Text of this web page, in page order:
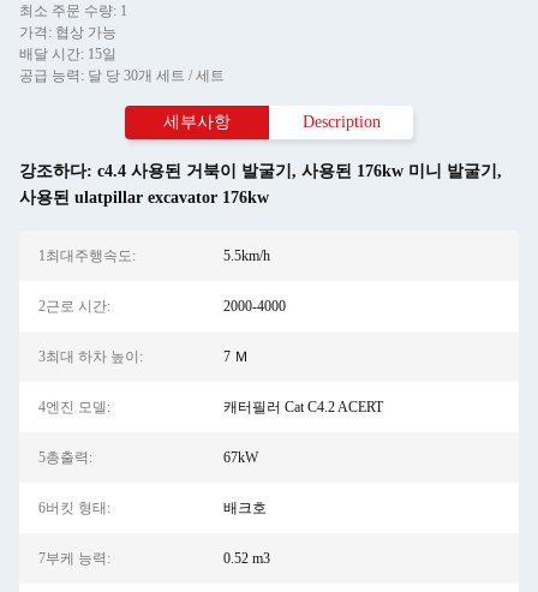
최소 주문 수량: 1
가격: 협상 가능
배달 시간: 15일
공급 능력: 달 당 30개 세트 / 세트
세부사항 Description
강조하다: c4.4 사용된 거북이 발굴기 , 사용된 176kw 미니 발굴기 ,
사용된 ulatpillar excavator 176kw
1최대주행속도: 5.5km/h
2근로 시간: 2000-4000
3최대 하차 높이: 7 Ｍ
4엔진 모델: 캐터필러 Cat C4.2 ACERT
5총출력: 67kW
6버킷 형태: 배크호
7부케 능력: 0.52 m3